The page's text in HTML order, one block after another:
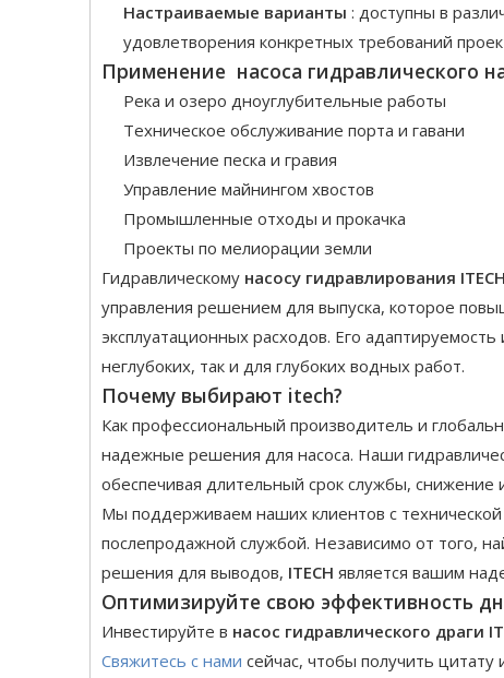
Настраиваемые варианты : доступны в
удовлетворения конкретных требований
Применение насоса гидравлического
Река и озеро дноуглубительные работы
Техническое обслуживание порта и гавани
Извлечение песка и гравия
Управление майнингом хвостов
Промышленные отходы и прокачка
Проекты по мелиорации земли
Гидравлическому насосу гидравлирования ITECH
управления решением для выпуска, которое
эксплуатационных расходов. Его
неглубоких, так и для глубоких водных работ.
Почему выбирают itech?
Как профессиональный производитель и
надежные решения для насоса. Наши
обеспечивая длительный срок службы, снижение
Мы поддерживаем наших клиентов с
послепродажной службой. Независимо от того,
решения для выводов, ITECH является вашим
Оптимизируйте свою эффективность
Инвестируйте в насос гидравлического драги
Свяжитесь с нами сейчас, чтобы получить